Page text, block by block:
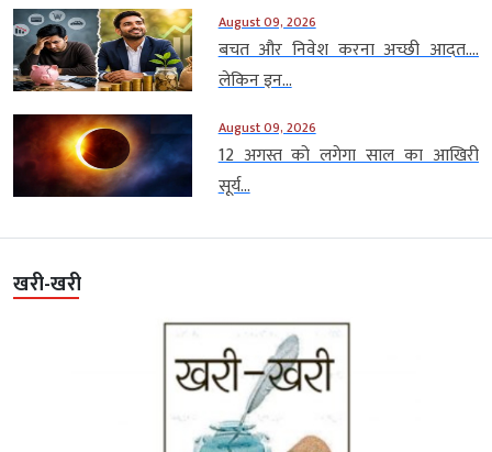
August 09, 2026
बचत और निवेश करना अच्छी आदत….
लेकिन इन...
August 09, 2026
12 अगस्त को लगेगा साल का आखिरी
सूर्य...
खरी-खरी